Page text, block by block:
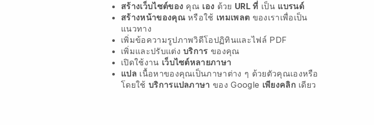
สร้างเว็บไซต์ของ คุณ เอง ด้วย URL ที่ เป็น แบรนด์
สร้างหน้าของคุณหรือใช้ เทมเพลต ของเราเพื่อเป็น
แนวทาง
เพิ่มข้อความรูปภาพวิดีโอปฏิทินและไฟล์ PDF
เพิ่มและปรับแต่งบริการ ของคุณ
เปิดใช้งาน เว็บไซต์หลายภาษา
แปล เนื้อหาของคุณเป็นภาษาต่าง ๆ ด้วยตัวคุณเองหรือ
โดยใช้ บริการแปลภาษา ของ Google เพียงคลิก เดียว